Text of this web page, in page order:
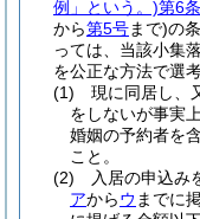
例」という。)第6
から第5号まで)の
っては、当該小集
を公正な方法で選
(1)
現に同居し、
をしないが事実
婚姻の予約者を
こと。
(2)
入居の申込み
アからウ までに